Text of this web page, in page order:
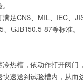
足CNS、MIL、IEC、JIS
GJB150.5-87等标准。
热槽，依动作打开阀门
速送到试验槽内，从而